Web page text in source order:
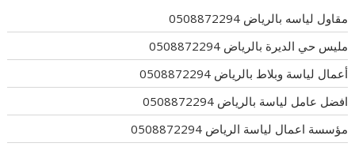
مقاول لياسه بالرياض 0508872294
مليس حي الديرة بالرياض 0508872294
أعمال لياسة وبلاط بالرياض 0508872294
افضل عامل لياسة بالرياض 0508872294
مؤسسة اعمال لياسة الرياض 0508872294